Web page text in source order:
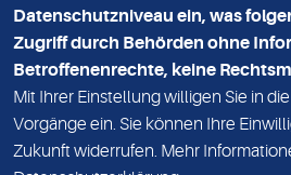
NEWSLETTER
ADRESSE
MVZ Medizinisches Labor Nord MLN
Essener Straße 108
22419 Hamburg
Datenschutzniveau ein, was
Zugriff durch Behörden ohne
Betroffenenrechte, keine
Mit Ihrer Einstellung willigen Sie in
Vorgänge ein. Sie können Ihre
Zukunft widerrufen. Mehr